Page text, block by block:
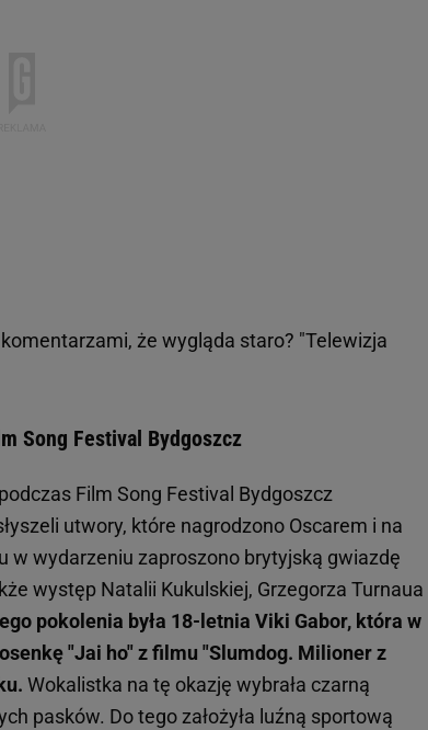
że wygląda staro? "Telewizja
Song Festival Bydgoszcz
Film Song Festival Bydgoszcz
utwory, które nagrodzono Oscarem i na
w wydarzeniu zaproszono brytyjską gwiazdę
występ Natalii Kukulskiej, Grzegorza Turnaua
pokolenia była 18-letnia Viki Gabor, która w
"Jai ho" z filmu "Slumdog. Milioner z
Wokalistka na tę okazję wybrała czarną
pasków. Do tego założyła luźną sportową